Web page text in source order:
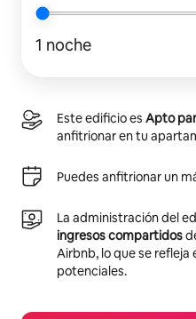
1 noche
Este edificio es Apto
anfitrionar en tu
Puedes anfitrionar un
La administración del
ingresos compartidos
Airbnb, lo que se refleja
potenciales.